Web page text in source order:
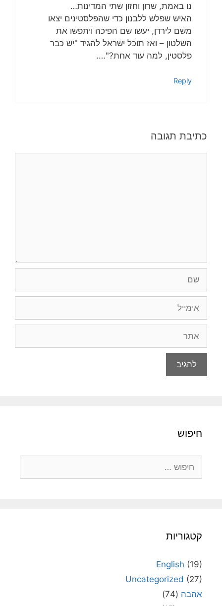
נו באמת, שרון וחזון שתי המדינות…
האיש שפלש ללבנון כדי שהפלסטינים יצאו
משם לירדן, יעשו שם הפיכה ויתפשו את
השלטון – ואז תוכל ישראל להגיד "יש כבר
פלסטין, למה עוד אחת?"….
Reply
כתיבת תגובה
חיפוש
קטגוריות
English (19)
Uncategorized (27)
אהבה (74)